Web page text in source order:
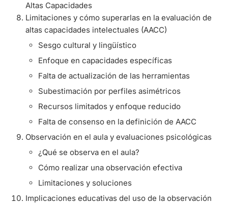
Altas Capacidades
Limitaciones y cómo superarlas en la evaluación de
altas capacidades intelectuales (AACC)
Sesgo cultural y lingüístico
Enfoque en capacidades específicas
Falta de actualización de las herramientas
Subestimación por perfiles asimétricos
Recursos limitados y enfoque reducido
Falta de consenso en la definición de AACC
Observación en el aula y evaluaciones psicológicas
¿Qué se observa en el aula?
Cómo realizar una observación efectiva
Limitaciones y soluciones
Implicaciones educativas del uso de la observación